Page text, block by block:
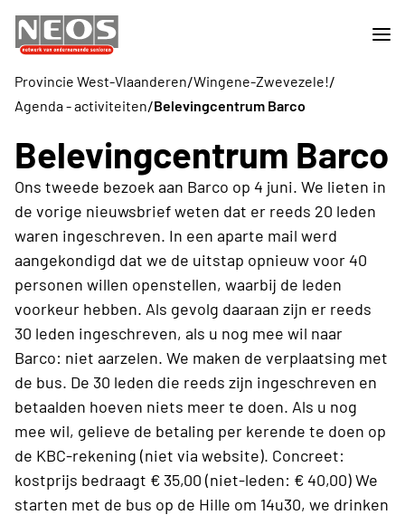
Provincie West-Vlaanderen/Wingene-Zwevezele!/
Agenda - activiteiten/Belevingcentrum Barco
Belevingcentrum Barco
Ons tweede bezoek aan Barco op 4 juni. We lieten in
de vorige nieuwsbrief weten dat er reeds 20 leden
waren ingeschreven. In een aparte mail werd
aangekondigd dat we de uitstap opnieuw voor 40
personen willen openstellen, waarbij de leden
voorkeur hebben. Als gevolg daaraan zijn er reeds
30 leden ingeschreven, als u nog mee wil naar
Barco: niet aarzelen. We maken de verplaatsing met
de bus. De 30 leden die reeds zijn ingeschreven en
betaalden hoeven niets meer te doen. Als u nog
mee wil, gelieve de betaling per kerende te doen op
de KBC-rekening (niet via website). Concreet:
kostprijs bedraagt € 35,00 (niet-leden: € 40,00) We
starten met de bus op de Hille om 14u30, we drinken